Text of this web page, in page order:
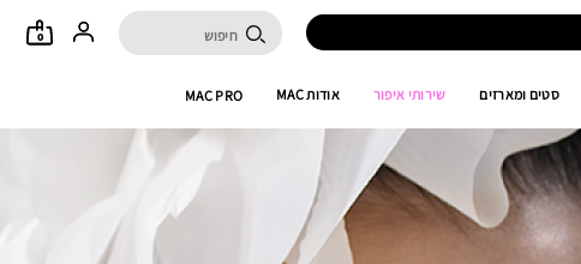
0
סטים ומארזים שירותי איפור אודות MAC MAC PRO